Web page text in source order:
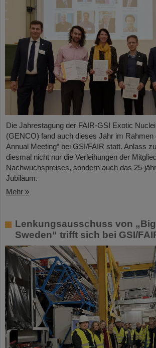
Die Jahrestagung der FAIR-GSI Exotic
(GENCO) fand auch dieses Jahr im Rahmen
Annual Meeting“ bei GSI/FAIR statt. Anlass
diesmal nicht nur die Verleihungen der
Nachwuchspreises, sondern auch das 25-
Jubiläum.
Mehr »
Lenkungsausschuss von
Sweden“ trifft sich bei GSI/